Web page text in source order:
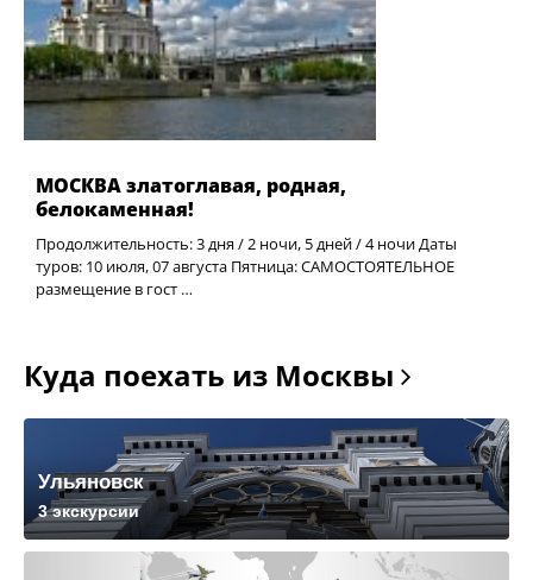
МОСКВА златоглавая, родная,
белокаменная!
Продолжительность: 3 дня / 2 ночи, 5 дней / 4 ночи Даты
туров: 10 июля, 07 августа Пятница: САМОСТОЯТЕЛЬНОЕ
размещение в гост …
Куда поехать из Москвы
Ульяновск
3 экскурсии